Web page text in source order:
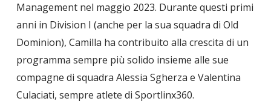
Management nel maggio 2023. Durante questi primi
anni in Division I (anche per la sua squadra di Old
Dominion), Camilla ha contribuito alla crescita di un
programma sempre più solido insieme alle sue
compagne di squadra Alessia Sgherza e Valentina
Culaciati, sempre atlete di Sportlinx360.